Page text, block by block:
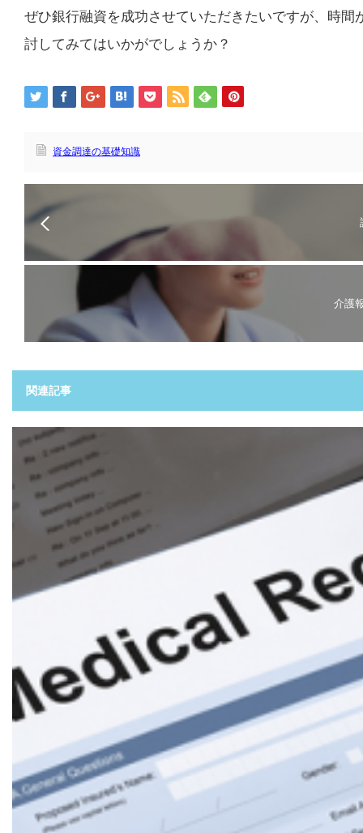
ぜひ銀行融資を成功させていただきたいですが、時
討してみてはいかがでしょうか？
資金調達の基礎知識
介護
関連記事